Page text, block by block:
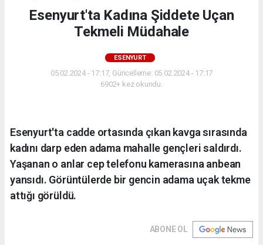
Esenyurt'ta Kadına Şiddete Uçan
Tekmeli Müdahale
ESENYURT
05.02.2024 - 17:17, Güncelleme: 05.02.2024 - 17:17
6902+ kez okundu.
Esenyurt'ta cadde ortasında çıkan kavga sırasında
kadını darp eden adama mahalle gençleri saldırdı.
Yaşanan o anlar cep telefonu kamerasına anbean
yansıdı. Görüntülerde bir gencin adama uçak tekme
attığı görüldü.
ABONE OL